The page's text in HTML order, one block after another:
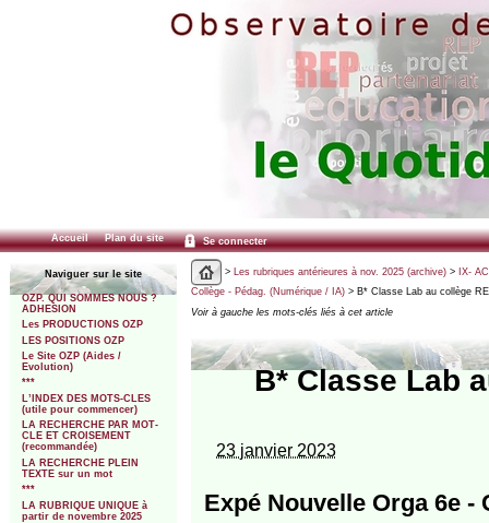
Accueil Plan du site Se connecter
Naviguer sur le site
OZP. QUI SOMMES NOUS ?
ADHESION
Les PRODUCTIONS OZP
LES POSITIONS OZP
Le Site OZP (Aides /
Evolution)
***
L’INDEX DES MOTS-CLES
(utile pour commencer)
LA RECHERCHE PAR MOT-
CLE ET CROISEMENT
(recommandée)
LA RECHERCHE PLEIN
TEXTE sur un mot
***
LA RUBRIQUE UNIQUE à
partir de novembre 2025
> Les rubriques antérieures à nov. 2025 (archive)> IX-
Collège - Pédag. (Numérique / IA)> B* Classe Lab au collège
Voir à gauche les mots-clés liés à cet article
B* Classe Lab
23 janvier 2023
Expé Nouvelle Orga 6e -